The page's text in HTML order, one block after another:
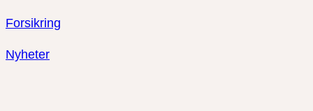
Forsikring
Nyheter